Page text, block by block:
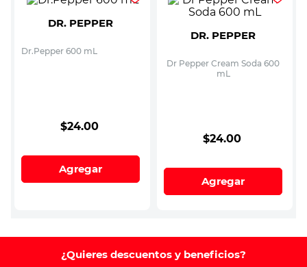
DR. PEPPER
Dr.Pepper 600 mL
$24.00
Agregar
DR. PEPPER
Dr Pepper Cream Soda 600
mL
$24.00
Agregar
¿Quieres descuentos y beneficios?